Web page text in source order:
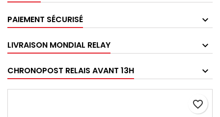
PAIEMENT SÉCURISÉ
LIVRAISON MONDIAL RELAY
CHRONOPOST RELAIS AVANT 13H
favorite_border